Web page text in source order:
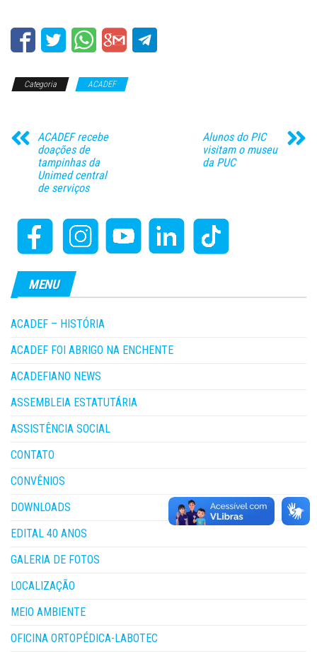
Categoria ACADEF
ACADEF recebe
doações de
tampinhas da
Unimed central
de serviços
Alunos do PIC
visitam o museu
da PUC
MENU
ACADEF – HISTÓRIA
ACADEF FOI ABRIGO NA ENCHENTE
ACADEFIANO NEWS
ASSEMBLEIA ESTATUTÁRIA
ASSISTÊNCIA SOCIAL
CONTATO
CONVÊNIOS
DOWNLOADS
EDITAL 40 ANOS
GALERIA DE FOTOS
LOCALIZAÇÃO
MEIO AMBIENTE
OFICINA ORTOPÉDICA-LABOTEC